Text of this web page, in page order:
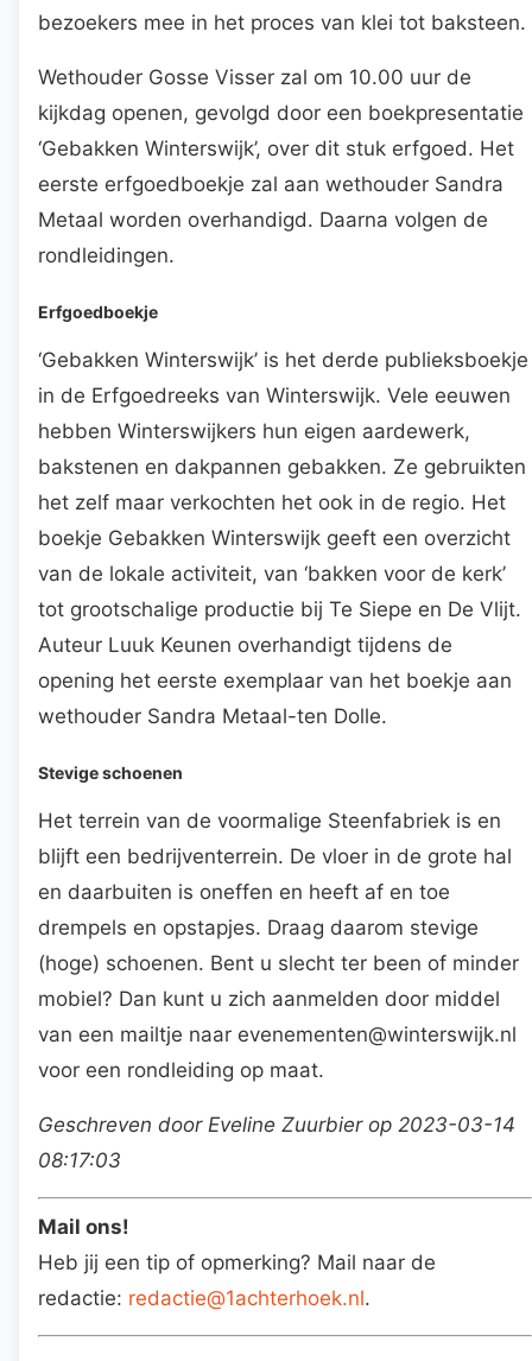
bezoekers mee in het proces van klei tot baksteen.
Wethouder Gosse Visser zal om 10.00 uur de
kijkdag openen, gevolgd door een boekpresentatie
‘Gebakken Winterswijk’, over dit stuk erfgoed. Het
eerste erfgoedboekje zal aan wethouder Sandra
Metaal worden overhandigd. Daarna volgen de
rondleidingen.
Erfgoedboekje
‘Gebakken Winterswijk’ is het derde publieksboekje
in de Erfgoedreeks van Winterswijk. Vele eeuwen
hebben Winterswijkers hun eigen aardewerk,
bakstenen en dakpannen gebakken. Ze gebruikten
het zelf maar verkochten het ook in de regio. Het
boekje Gebakken Winterswijk geeft een overzicht
van de lokale activiteit, van ‘bakken voor de kerk’
tot grootschalige productie bij Te Siepe en De Vlijt.
Auteur Luuk Keunen overhandigt tijdens de
opening het eerste exemplaar van het boekje aan
wethouder Sandra Metaal-ten Dolle.
Stevige schoenen
Het terrein van de voormalige Steenfabriek is en
blijft een bedrijventerrein. De vloer in de grote hal
en daarbuiten is oneffen en heeft af en toe
drempels en opstapjes. Draag daarom stevige
(hoge) schoenen. Bent u slecht ter been of minder
mobiel? Dan kunt u zich aanmelden door middel
van een mailtje naar evenementen@winterswijk.nl
voor een rondleiding op maat.
Geschreven door Eveline Zuurbier op 2023-03-14
08:17:03
Mail ons!
Heb jij een tip of opmerking? Mail naar de
redactie: redactie@1achterhoek.nl.